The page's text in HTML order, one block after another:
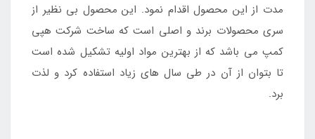
مدت از این محصول اقدام نمود. این محصول بی نظیر از
سری محصولات برند و اصلی است که ساخت شرکت هپی
کمپ می باشد که از بهترین مواد اولیه تشکیل شده است
تا بتوان از آن در طی سال های زیاد استفاده کرد و لذت
برد.